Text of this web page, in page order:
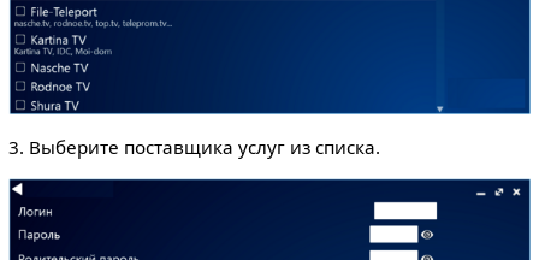
3. Выберите поставщика услуг из списка.